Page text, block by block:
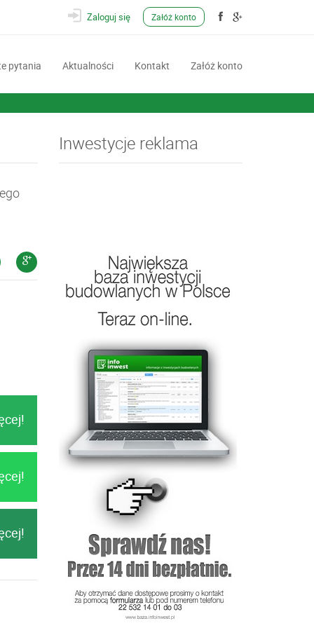
Zaloguj się Załóż konto
pytania Aktualności Kontakt Załóż konto
Inwestycje reklama